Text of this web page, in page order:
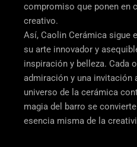
compromiso que ponen en
creativo.
Así, Caolin Cerámica sigue
su arte innovador y
inspiración y belleza. Cada
admiración y una invitación
universo de la cerámica
magia del barro se
esencia misma de la